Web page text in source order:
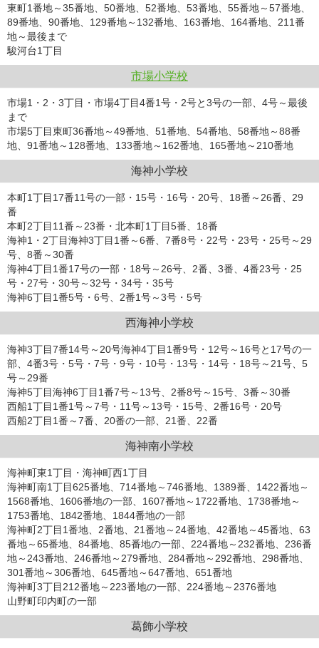
東町1番地～35番地、50番地、52番地、53番地、55番地～57番地、
89番地、90番地、129番地～132番地、163番地、164番地、211番
地～最後まで
駿河台1丁目
市場小学校
市場1・2・3丁目・市場4丁目4番1号・2号と3号の一部、4号～最後
まで
市場5丁目東町36番地～49番地、51番地、54番地、58番地～88番
地、91番地～128番地、133番地～162番地、165番地～210番地
海神小学校
本町1丁目17番11号の一部・15号・16号・20号、18番～26番、29
番
本町2丁目11番～23番・北本町1丁目5番、18番
海神1・2丁目海神3丁目1番～6番、7番8号・22号・23号・25号～29
号、8番～30番
海神4丁目1番17号の一部・18号～26号、2番、3番、4番23号・25
号・27号・30号～32号・34号・35号
海神6丁目1番5号・6号、2番1号～3号・5号
西海神小学校
海神3丁目7番14号～20号海神4丁目1番9号・12号～16号と17号の一
部、4番3号・5号・7号・9号・10号・13号・14号・18号～21号、5
号～29番
海神5丁目海神6丁目1番7号～13号、2番8号～15号、3番～30番
西船1丁目1番1号～7号・11号～13号・15号、2番16号・20号
西船2丁目1番～7番、20番の一部、21番、22番
海神南小学校
海神町東1丁目・海神町西1丁目
海神町南1丁目625番地、714番地～746番地、1389番、1422番地～
1568番地、1606番地の一部、1607番地～1722番地、1738番地～
1753番地、1842番地、1844番地の一部
海神町2丁目1番地、2番地、21番地～24番地、42番地～45番地、63
番地～65番地、84番地、85番地の一部、224番地～232番地、236番
地～243番地、246番地～279番地、284番地～292番地、298番地、
301番地～306番地、645番地～647番地、651番地
海神町3丁目212番地～223番地の一部、224番地～2376番地
山野町印内町の一部
葛飾小学校